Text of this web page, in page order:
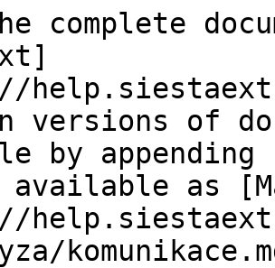
complete
versions of
by
available as